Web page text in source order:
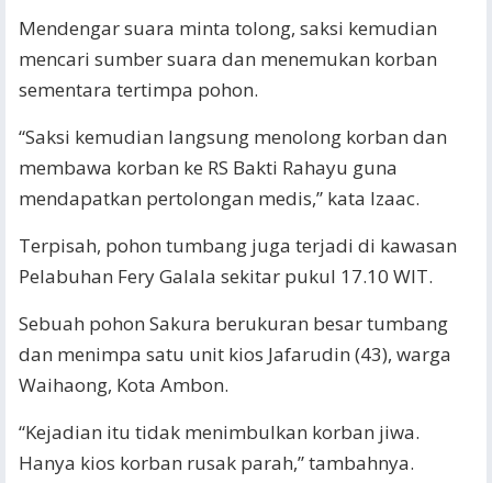
Mendengar suara minta tolong, saksi kemudian
mencari sumber suara dan menemukan korban
sementara tertimpa pohon.
“Saksi kemudian langsung menolong korban dan
membawa korban ke RS Bakti Rahayu guna
mendapatkan pertolongan medis,” kata Izaac.
Terpisah, pohon tumbang juga terjadi di kawasan
Pelabuhan Fery Galala sekitar pukul 17.10 WIT.
Sebuah pohon Sakura berukuran besar tumbang
dan menimpa satu unit kios Jafarudin (43), warga
Waihaong, Kota Ambon.
“Kejadian itu tidak menimbulkan korban jiwa.
Hanya kios korban rusak parah,” tambahnya.